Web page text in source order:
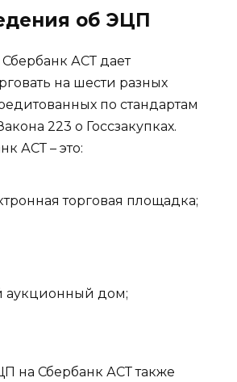
об ЭЦП
АСТ дает
на шести разных
по стандартам
223 о Госсзакупках.
АСТ – это:
торговая площадка;
аукционный дом;
на Сбербанк АСТ также